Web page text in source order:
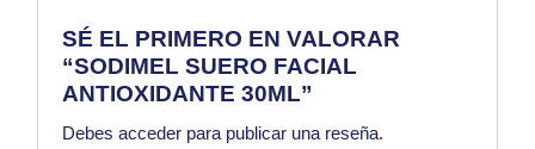
SÉ EL PRIMERO EN VALORAR
“SODIMEL SUERO FACIAL
ANTIOXIDANTE 30ML”
Debesacceder para publicar una reseña.